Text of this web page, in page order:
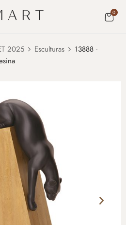
0
2025 Esculturas
13888 -